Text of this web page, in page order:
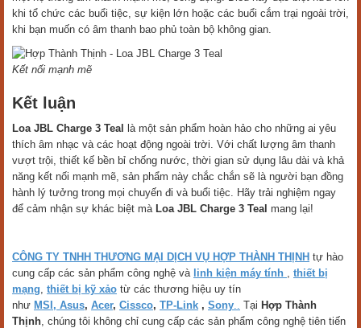
khi tổ chức các buổi tiệc, sự kiện lớn hoặc các buổi cắm trại ngoài trời,
khi bạn muốn có âm thanh bao phủ toàn bộ không gian.
Kết nối mạnh mẽ
Kết luận
Loa JBL Charge 3 Teal
là một sản phẩm hoàn hảo cho những ai yêu
thích âm nhạc và các hoạt động ngoài trời. Với chất lượng âm thanh
vượt trội, thiết kế bền bỉ chống nước, thời gian sử dụng lâu dài và khả
năng kết nối mạnh mẽ, sản phẩm này chắc chắn sẽ là người bạn đồng
hành lý tưởng trong mọi chuyến đi và buổi tiệc. Hãy trải nghiệm ngay
để cảm nhận sự khác biệt mà Loa JBL Charge 3 Teal mang lại!
CÔNG TY TNHH THƯƠNG MẠI DỊCH VỤ HỢP THÀNH THỊNH tự hào
cung cấp các sản phẩm công nghệ và linh kiện máy tính , thiết bị
mạng, thiết bị kỹ xảo từ các thương hiệu uy tín
như MSI, Asus, Acer, Cissco, TP-Link , Sony.. Tại Hợp Thành
Thịnh, chúng tôi không chỉ cung cấp các sản phẩm công nghệ tiên tiến